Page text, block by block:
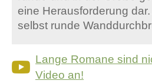
eine Herausforderung
selbst runde
Lange Romane sind
Video an!